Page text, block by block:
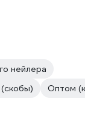
нейлера
Оптом